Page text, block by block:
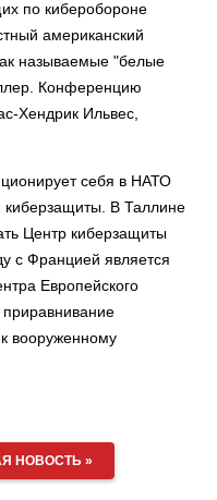
по киберобороне
американский
называемые "белые
Конференцию
Хендрик Ильвес,
себя в НАТО
киберзащиты. В Таллине
Центр киберзащиты
с Францией является
Европейского
вооруженному
НОВОСТЬ »